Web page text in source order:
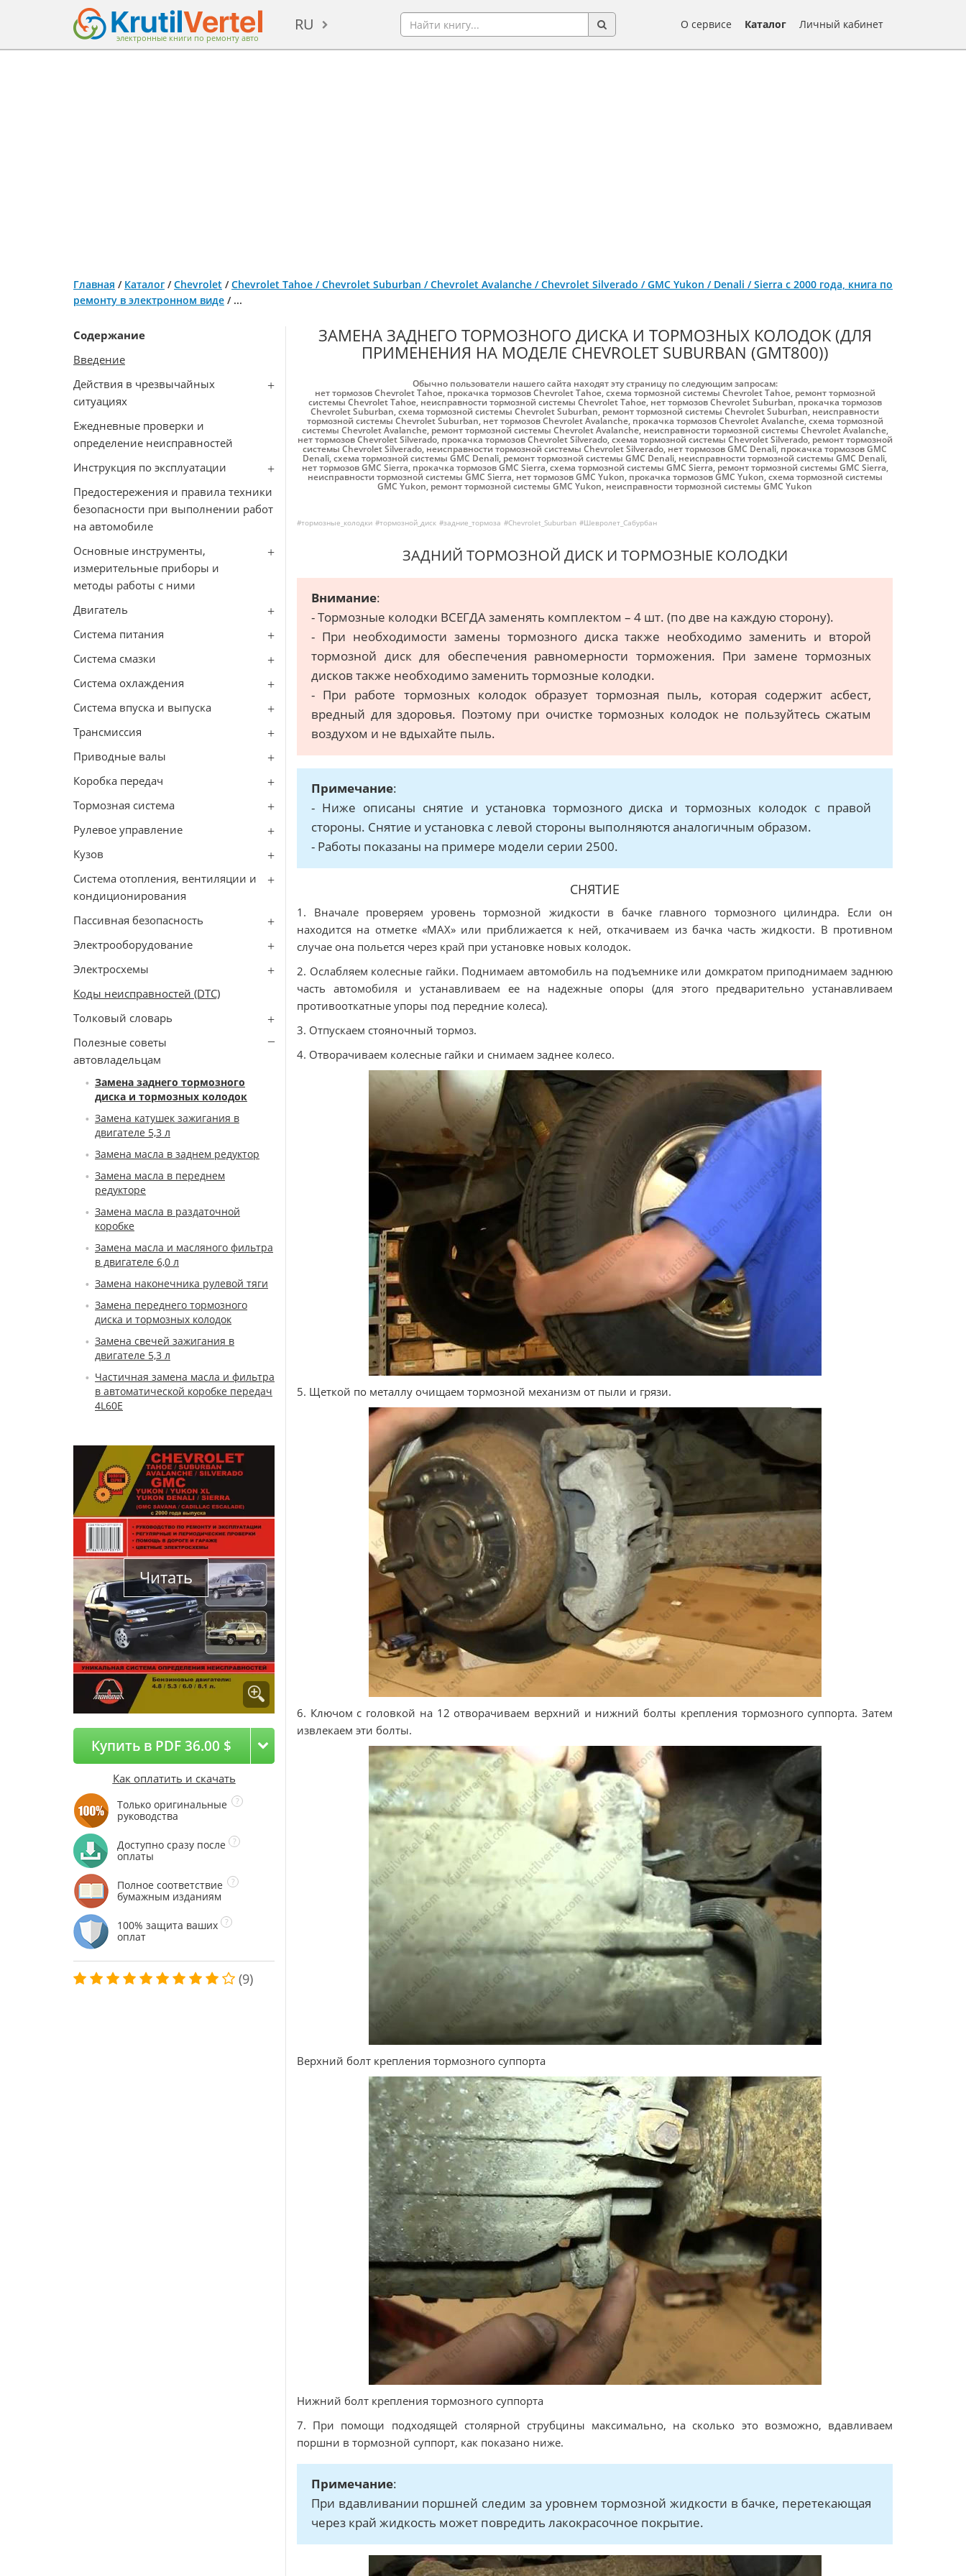
электронные книги по ремонту авто
RU О сервисе Каталог Личный кабинет
Главная / Каталог /Chevrolet /Chevrolet Tahoe / Chevrolet Suburban / Chevrolet Avalanche / Chevrolet Silverado / GMC Yukon / Denali / Sierra с 2000 года, книга по
ремонту в электронном виде / ...
Содержание
Введение
Действия в чрезвычайных
ситуациях
Ежедневные проверки и
определение неисправностей
Инструкция по эксплуатации
Предостережения и правила техники
безопасности при выполнении работ
на автомобиле
Основные инструменты,
измерительные приборы и
методы работы с ними
Двигатель
Система питания
Система смазки
Система охлаждения
Система впуска и выпуска
Трансмиссия
Приводные валы
Коробка передач
Тормозная система
Рулевое управление
Кузов
Система отопления, вентиляции и
кондиционирования
Пассивная безопасность
Электрооборудование
Электросхемы
Коды неисправностей (DTC)
Толковый словарь
Полезные советы
автовладельцам
Замена заднего тормозного
диска и тормозных колодок
Замена катушек зажигания в
двигателе 5,3 л
Замена масла в заднем редуктор
Замена масла в переднем
редукторе
Замена масла в раздаточной
коробке
Замена масла и масляного фильтра
в двигателе 6,0 л
Замена наконечника рулевой тяги
Замена переднего тормозного
диска и тормозных колодок
Замена свечей зажигания в
двигателе 5,3 л
Частичная замена масла и фильтра
в автоматической коробке передач
4L60E
Читать
Купить в PDF 36.00 $
Как оплатить и скачать
Только оригинальные
руководства
Доступно сразу после
оплаты
Полное соответствие
бумажным изданиям
100% защита ваших
оплат
(9)
ЗАМЕНА ЗАДНЕГО ТОРМОЗНОГО ДИСКА И ТОРМОЗНЫХ КОЛОДОК (ДЛЯ
ПРИМЕНЕНИЯ НА МОДЕЛЕ CHEVROLET SUBURBAN (GMT800))
Обычно пользователи нашего сайта находят эту страницу по следующим запросам:
нет тормозов Chevrolet Tahoe, прокачка тормозов Chevrolet Tahoe,схема тормозной системы Chevrolet Tahoe, ремонт тормозной
системы Chevrolet Tahoe, неисправности тормозной системы Chevrolet Tahoe, нет тормозов Chevrolet Suburban,прокачка тормозов
Chevrolet Suburban,схема тормозной системы Chevrolet Suburban, ремонт тормозной системы Chevrolet Suburban, неисправности
тормозной системы Chevrolet Suburban, нет тормозов Chevrolet Avalanche, прокачка тормозов Chevrolet Avalanche,схема тормозной
системы Chevrolet Avalanche, ремонт тормозной системы Chevrolet Avalanche, неисправности тормозной системы Chevrolet Avalanche,
нет тормозов Chevrolet Silverado, прокачка тормозов Chevrolet Silverado,схема тормозной системы Chevrolet Silverado, ремонт тормозной
системы Chevrolet Silverado, неисправности тормозной системы Chevrolet Silverado, нет тормозов GMC Denali, прокачка тормозов GMC
Denali,схема тормозной системы GMC Denali, ремонт тормозной системы GMC Denali, неисправности тормозной системы GMC Denali,
нет тормозов GMC Sierra, прокачка тормозов GMC Sierra,схема тормозной системы GMC Sierra, ремонт тормозной системы GMC Sierra,
неисправности тормозной системы GMC Sierra, нет тормозов GMC Yukon, прокачка тормозов GMC Yukon,схема тормозной системы
GMC Yukon, ремонт тормозной системы GMC Yukon, неисправности тормозной системы GMC Yukon
#тормозные_колодки #тормозной_диск #задние_тормоза #Chevrolet_Suburban #Шевролет_Сабурбан
ЗАДНИЙ ТОРМОЗНОЙ ДИСК И ТОРМОЗНЫЕ КОЛОДКИ
Внимание:
- Тормозные колодки ВСЕГДА заменять комплектом – 4 шт. (по две на каждую сторону).
- При необходимости замены тормозного диска также необходимо заменить и второй
тормозной диск для обеспечения равномерности торможения. При замене тормозных
дисков также необходимо заменить тормозные колодки.
- При работе тормозных колодок образует тормозная пыль, которая содержит асбест,
вредный для здоровья. Поэтому при очистке тормозных колодок не пользуйтесь сжатым
воздухом и не вдыхайте пыль.
Примечание:
- Ниже описаны снятие и установка тормозного диска и тормозных колодок с правой
стороны. Снятие и установка с левой стороны выполняются аналогичным образом.
- Работы показаны на примере модели серии 2500.
СНЯТИЕ
1. Вначале проверяем уровень тормозной жидкости в бачке главного тормозного цилиндра. Если он
находится на отметке «MAX» или приближается к ней, откачиваем из бачка часть жидкости. В противном
случае она польется через край при установке новых колодок.
2. Ослабляем колесные гайки. Поднимаем автомобиль на подъемнике или домкратом приподнимаем заднюю
часть автомобиля и устанавливаем ее на надежные опоры (для этого предварительно устанавливаем
противооткатные упоры под передние колеса).
3. Отпускаем стояночный тормоз.
4. Отворачиваем колесные гайки и снимаем заднее колесо.
5. Щеткой по металлу очищаем тормозной механизм от пыли и грязи.
6. Ключом с головкой на 12 отворачиваем верхний и нижний болты крепления тормозного суппорта. Затем
извлекаем эти болты.
Верхний болт крепления тормозного суппорта
Нижний болт крепления тормозного суппорта
7. При помощи подходящей столярной струбцины максимально, на сколько это возможно, вдавливаем
поршни в тормозной суппорт, как показано ниже.
Примечание:
При вдавливании поршней следим за уровнем тормозной жидкости в бачке, перетекающая
через край жидкость может повредить лакокрасочное покрытие.